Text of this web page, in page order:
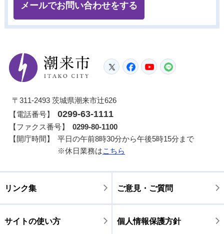
メールでお問い合わせをする
潮来市
TwitterFacebook
YouTube
〒311-2493 茨城県潮来市辻626
【電話番号】
0299-63-1111
【ファクス番号】
0299-80-1100
【開庁時間】
平日の午前8時30分から午後5時15分まで
※休日業務はこちら
リンク集 ご意見・ご質問
サイトの使い方 個人情報保護方針